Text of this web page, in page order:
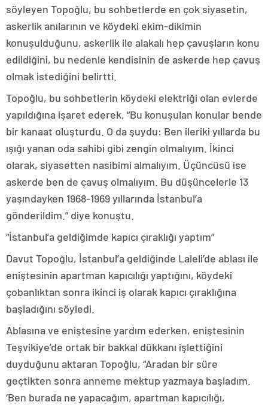
söyleyen Topoğlu, bu sohbetlerde en çok siyasetin,
askerlik anılarının ve köydeki ekim-dikimin
konuşulduğunu, askerlik ile alakalı hep çavuşların konu
edildiğini, bu nedenle kendisinin de askerde hep çavuş
olmak istediğini belirtti.
Topoğlu, bu sohbetlerin köydeki elektriği olan evlerde
yapıldığına işaret ederek, “Bu konuşulan konular bende
bir kanaat oluşturdu. O da şuydu: Ben ileriki yıllarda bu
ışığı yanan oda sahibi gibi zengin olmalıyım. İkinci
olarak, siyasetten nasibimi almalıyım. Üçüncüsü ise
askerde ben de çavuş olmalıyım. Bu düşüncelerle 13
yaşındayken 1968-1969 yıllarında İstanbul’a
gönderildim.” diye konuştu.
“İstanbul’a geldiğimde kapıcı çıraklığı yaptım”
Davut Topoğlu, İstanbul’a geldiğinde Laleli’de ablası ile
eniştesinin apartman kapıcılığı yaptığını, köydeki
çobanlıktan sonra ikinci iş olarak kapıcı çıraklığına
başladığını söyledi.
Ablasına ve eniştesine yardım ederken, eniştesinin
Teşvikiye’de ortak bir bakkal dükkanı işlettiğini
duyduğunu aktaran Topoğlu, “Aradan bir süre
geçtikten sonra anneme mektup yazmaya başladım.
‘Ben burada ne yapacağım, apartman kapıcılığı,